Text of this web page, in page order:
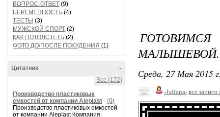
ВОПРОС-ОТВЕТ (9)
БЕРЕМЕННОСТЬ (4)
ТЕСТЫ (3)
МУЖСКОЙ СПОРТ (2)
КАК ПОТОЛСТЕТЬ (2)
ФОТО ДО/ПОСЛЕ ПОХУДЕНИЯ (1)
-
Цитатник
Все (172)
Производство пластиковых
емкостей от компании Aleplast - (0)
Производство пластиковых емкостей
от компании Aleplast Компания
Среда, 27 Мая 2015
-Juliana- все записи